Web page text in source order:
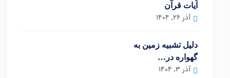
آیات قرآن
آذر ۲۶, ۱۴۰۴
دلیل تشبیه زمین به
گهواره در…
آذر ۳, ۱۴۰۴